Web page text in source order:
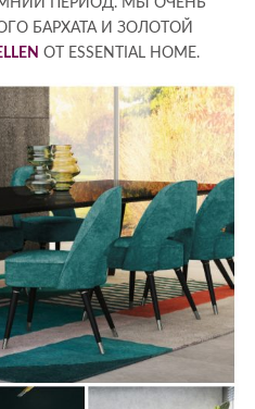
ПЕРИОД. МЫ ОЧЕНЬ
БАРХАТА И ЗОЛОТОЙ
ОТ ESSENTIAL HOME.